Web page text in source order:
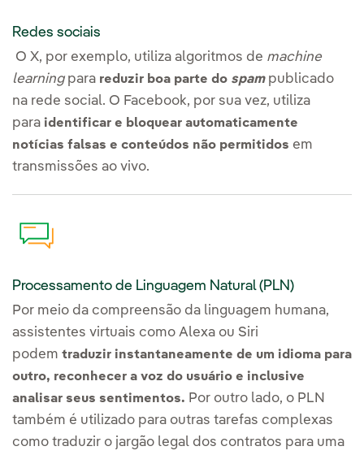
Redes sociais
O X, por exemplo, utiliza algoritmos de machine
learningpara reduzir boa parte do spam publicado
na rede social. O Facebook, por sua vez, utiliza
para identificar e bloquear automaticamente
notícias falsas e conteúdos não permitidos em
transmissões ao vivo.
Processamento de Linguagem Natural (PLN)
Por meio da compreensão da linguagem humana,
assistentes virtuais como Alexa ou Siri
podem traduzir instantaneamente de um idioma para
outro, reconhecer a voz do usuário e inclusive
analisar seus sentimentos. Por outro lado, o PLN
também é utilizado para outras tarefas complexas
como traduzir o jargão legal dos contratos para uma